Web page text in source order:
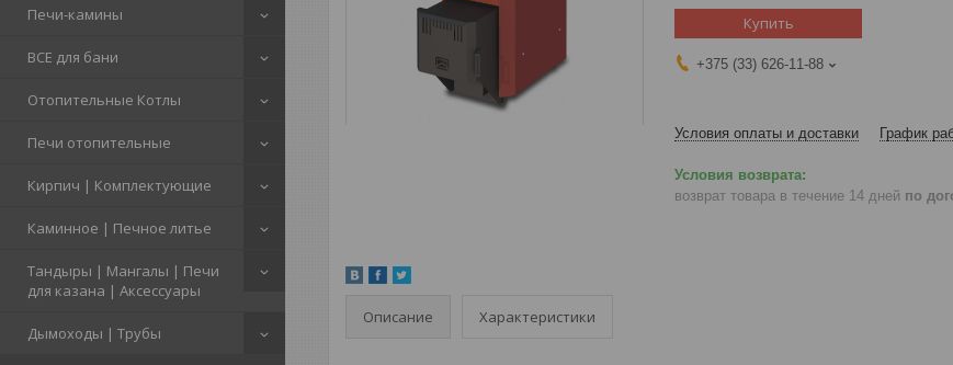
Печи-камины
ВСЕ для бани
Отопительные Котлы
Печи отопительные
Кирпич | Комплектующие
Каминное | Печное литье
Тандыры | Мангалы | Печи
для казана | Аксессуары
Дымоходы | Трубы
Купить
+375 (33) 626-11-88
Условия оплаты и доставки График
возврат товара в течение 14 дней по
Описание Характеристики